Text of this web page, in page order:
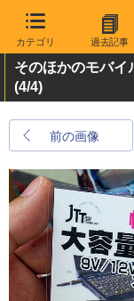
カテゴリ 過去記事
そのほかのモバ
(4/4)
前の画像